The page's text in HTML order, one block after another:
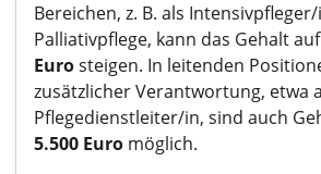
Bereichen, z. B. als
Palliativpflege, kann das Gehalt auf
Eurosteigen. In leitenden
zusätzlicher Verantwortung, etwa
Pflegedienstleiter/in, sind auch
5.500 Euro möglich.